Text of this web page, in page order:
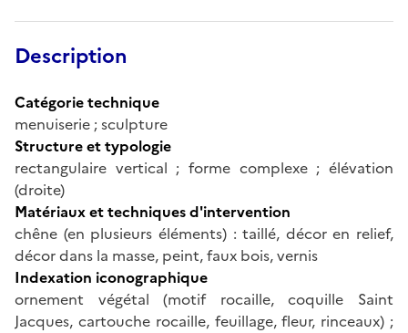
Description
Catégorie technique
menuiserie ; sculpture
Structure et typologie
rectangulaire vertical ; forme complexe ; élévation
(droite)
Matériaux et techniques d'intervention
chêne (en plusieurs éléments) : taillé, décor en relief,
décor dans la masse, peint, faux bois, vernis
Indexation iconographique
ornement végétal (motif rocaille, coquille Saint
Jacques, cartouche rocaille, feuillage, fleur, rinceaux) ;